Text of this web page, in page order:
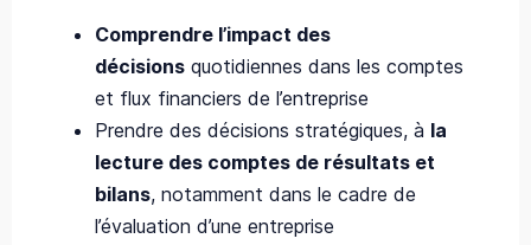
Comprendre l’impact des
décisions quotidiennes dans les comptes
et flux financiers de l’entreprise
Prendre des décisions stratégiques, à la
lecture des comptes de résultats et
bilans, notamment dans le cadre de
l’évaluation d’une entreprise